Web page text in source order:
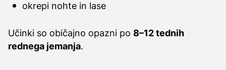
okrepi nohte in lase
Učinki so običajno opazni po 8–12 tednih
rednega jemanja.